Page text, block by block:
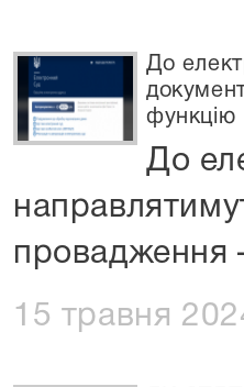
До
функцію
До
провадження
15 травня